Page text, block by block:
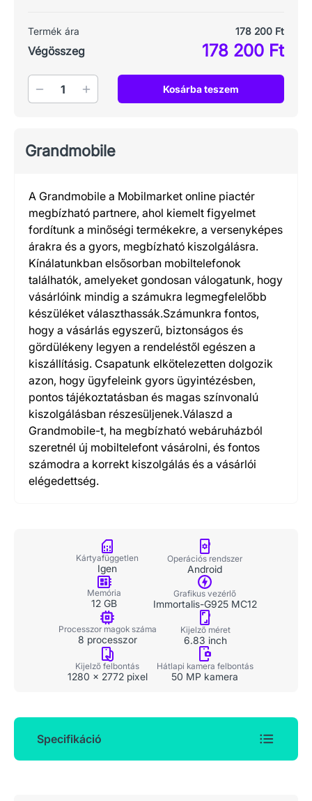
Termék ára 178 200 Ft
Végösszeg 178 200 Ft
Mennyiség Kosárba teszem
Grandmobile
A Grandmobile a Mobilmarket online piactér
megbízható partnere, ahol kiemelt figyelmet
fordítunk a minőségi termékekre, a versenyképes
árakra és a gyors, megbízható kiszolgálásra.
Kínálatunkban elsősorban mobiltelefonok
találhatók, amelyeket gondosan válogatunk, hogy
vásárlóink mindig a számukra legmegfelelőbb
készüléket választhassák.Számunkra fontos,
hogy a vásárlás egyszerű, biztonságos és
gördülékeny legyen a rendeléstől egészen a
kiszállításig. Csapatunk elkötelezetten dolgozik
azon, hogy ügyfeleink gyors ügyintézésben,
pontos tájékoztatásban és magas színvonalú
kiszolgálásban részesüljenek.Válaszd a
Grandmobile-t, ha megbízható webáruházból
szeretnél új mobiltelefont vásárolni, és fontos
számodra a korrekt kiszolgálás és a vásárlói
elégedettség.
Kártyafüggetlen
Igen
Operációs rendszer
Android
Memória
12 GB
Grafikus vezérlő
Immortalis-G925 MC12
Processzor magok száma
8 processzor
Kijelző méret
6.83 inch
Kijelző felbontás
1280 x 2772 pixel
Hátlapi kamera felbontás
50 MP kamera
Specifikáció